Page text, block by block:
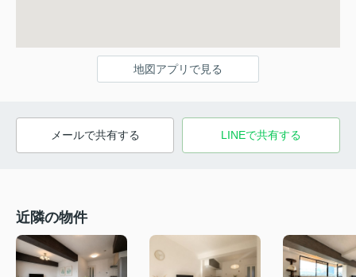
地図アプリで見る
メールで共有する LINEで共有する
近隣の物件